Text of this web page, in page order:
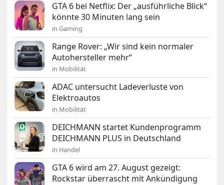
GTA 6 bei Netflix: Der „ausführliche Blick“
könnte 30 Minuten lang sein
in Gaming
Range Rover: „Wir sind kein normaler
Autohersteller mehr“
in Mobilität
ADAC untersucht Ladeverluste von
Elektroautos
in Mobilität
DEICHMANN startet Kundenprogramm
DEICHMANN PLUS in Deutschland
in Handel
GTA 6 wird am 27. August gezeigt:
Rockstar überrascht mit Ankündigung